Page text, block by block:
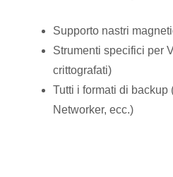
Supporto nastri
Strumenti specifici per
crittografati)
Tutti i formati di backup
Networker, ecc.)